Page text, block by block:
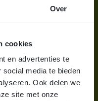
Over
cookies
en advertenties te
media te bieden
Ook delen we
site met onze